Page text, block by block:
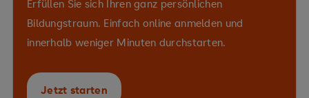
Erfüllen Sie sich Ihren ganz persönlichen
Bildungstraum. Einfach online anmelden und
innerhalb weniger Minuten durchstarten.
Jetzt starten